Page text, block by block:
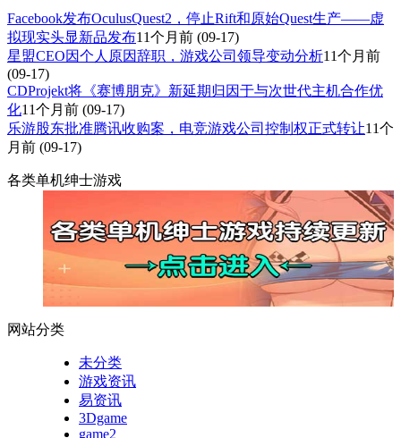
Facebook发布OculusQuest2，停止Rift和原始Quest生产——虚
拟现实头显新品发布11个月前 (09-17)
星盟CEO因个人原因辞职，游戏公司领导变动分析11个月前
(09-17)
CDProjekt将《赛博朋克》新延期归因于与次世代主机合作优
化11个月前 (09-17)
乐游股东批准腾讯收购案，电竞游戏公司控制权正式转让11个
月前 (09-17)
各类单机绅士游戏
网站分类
未分类
游戏资讯
易资讯
3Dgame
game2